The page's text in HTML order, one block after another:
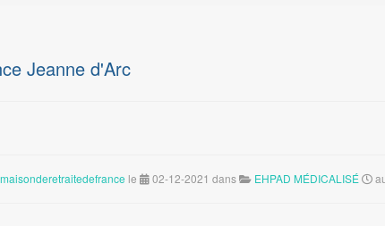
Jeanne d'Arc
maisonderetraitedefrance le 02-12-2021 dans EHPAD MÉDICALISÉ